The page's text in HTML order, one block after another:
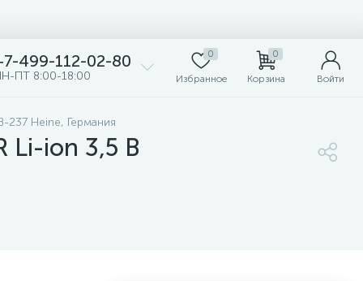
499-112-02-80
ПТ 8:00-18:00
0
Избранное
0
Корзина Войти
237 Heine, Германия
Li-ion 3,5 В